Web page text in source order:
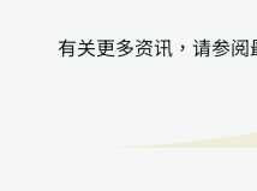
有关更多资讯，请参